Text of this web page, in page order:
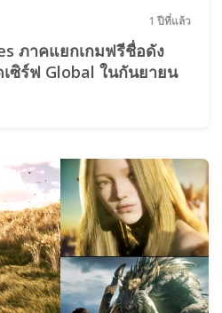
1 ปีที่แล้ว
ภาคแยกเกมฟรีชื่อดัง
เซิร์ฟ Global ในกันยายน